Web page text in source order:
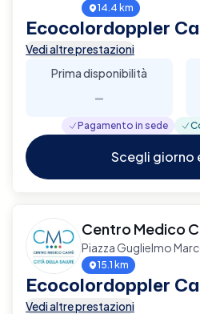
14.4 km
Ecocolordoppler
Vedi altre prestazioni
Prima disponibilità
-
Pagamento in sede
Scegli giorno
Centro Medico
Piazza Guglielmo
15.1 km
Ecocolordoppler
Vedi altre prestazioni